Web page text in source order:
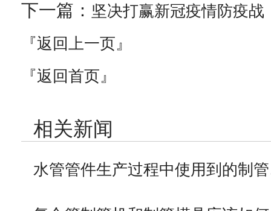
下一篇： 坚决打赢新冠疫情防疫
『返回上一页』
『返回首页』
相关新闻
水管管件生产过程中使用到的制